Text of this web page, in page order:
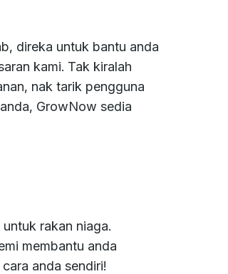
direka untuk bantu anda
kami. Tak kiralah
nak tarik pengguna
GrowNow sedia
rakan niaga.
membantu anda
anda sendiri!